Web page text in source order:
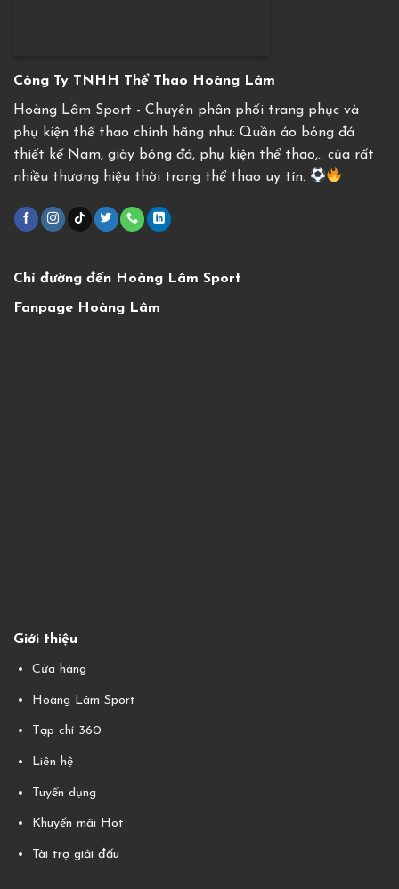
Công Ty TNHH Thể Thao Hoàng Lâm
Hoàng Lâm Sport - Chuyên phân phối trang phục và
phụ kiện thể thao chính hãng như: Quần áo bóng đá
thiết kế Nam, giày bóng đá, phụ kiện thể thao,.. của rất
nhiều thương hiệu thời trang thể thao uy tín.
Giới thiệu
Cửa hàng
Hoàng Lâm Sport
Tạp chí 360
Liên hệ
Tuyển dụng
Khuyến mãi Hot
Tài trợ giải đấu
Chỉ đường đến Hoàng Lâm Sport
Fanpage Hoàng Lâm